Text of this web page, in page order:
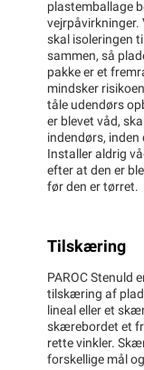
plastemballage
skal isoleringen
sammen, så
pakke er et
mindsker
tåle udendørs
er blevet våd,
indendørs,
Installer aldrig
efter at den er
før den er tørret.
Tilskæring
PAROC Stenuld
tilskæring af
lineal eller et
skærebordet et
rette vinkler.
forskellige mål